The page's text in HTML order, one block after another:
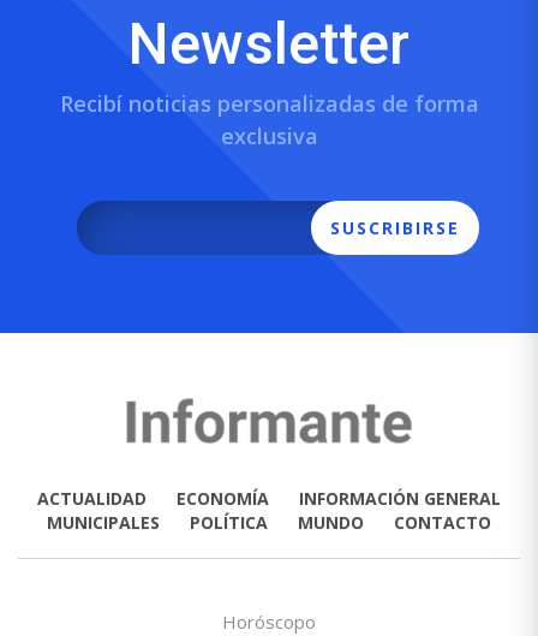
Newsletter
Recibí noticias personalizadas de forma
exclusiva
SUSCRIBIRSE
ACTUALIDAD ECONOMÍA
INFORMACIÓN GENERAL
MUNICIPALES
POLÍTICA MUNDO CONTACTO
Horóscopo